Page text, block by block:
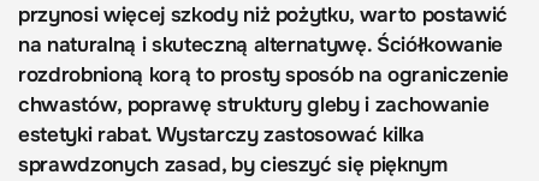
przynosi więcej szkody niż pożytku, warto postawić
na naturalną i skuteczną alternatywę. Ściółkowanie
rozdrobnioną korą to prosty sposób na ograniczenie
chwastów, poprawę struktury gleby i zachowanie
estetyki rabat. Wystarczy zastosować kilka
sprawdzonych zasad, by cieszyć się pięknym